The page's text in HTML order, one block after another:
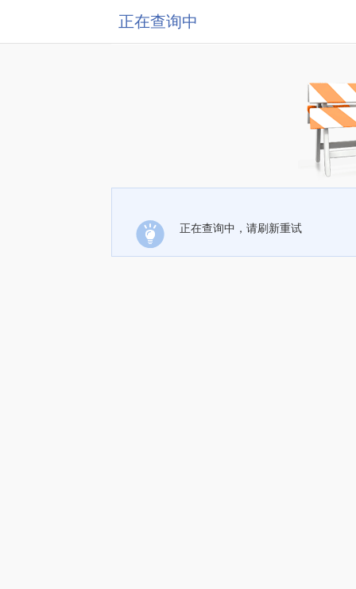
正在查询中
正在查询中，请刷新重试